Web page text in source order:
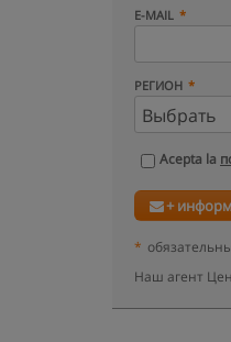
E-MAIL
РЕГИОН
Acepta la
+
*
Наш агент